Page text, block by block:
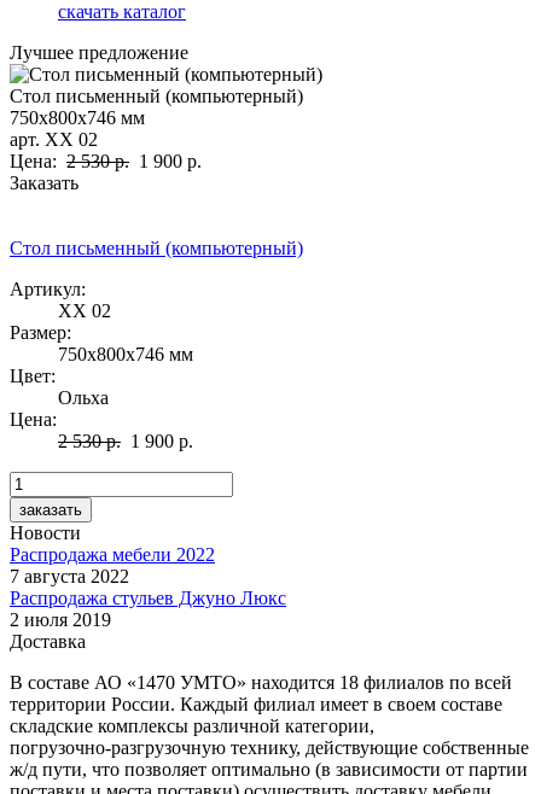
скачать каталог
Лучшее предложение
Стол письменный (компьютерный)
750х800х746 мм
арт. ХХ 02
Цена: 2 530 р. 1 900 р.
Заказать
Стол письменный (компьютерный)
Артикул:
ХХ 02
Размер:
750х800х746 мм
Цвет:
Ольха
Цена:
2 530 р. 1 900 р.
Новости
Распродажа мебели 2022
7 августа 2022
Распродажа стульев Джуно Люкс
2 июля 2019
Доставка
В составе АО «1470 УМТО» находится 18 филиалов по всей
территории России. Каждый филиал имеет в своем составе
складские комплексы различной категории,
погрузочно-разгрузочную технику, действующие собственные
ж/д пути, что позволяет оптимально (в зависимости от партии